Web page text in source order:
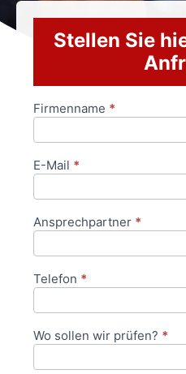
Stellen Sie
Anfrageformular
Firmenname *
E-Mail *
Ansprechpartner *
Telefon *
Wo sollen wir prüfen? *